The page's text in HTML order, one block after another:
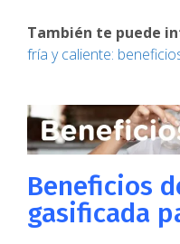
También te puede
fría y caliente:
Beneficios
gasificada